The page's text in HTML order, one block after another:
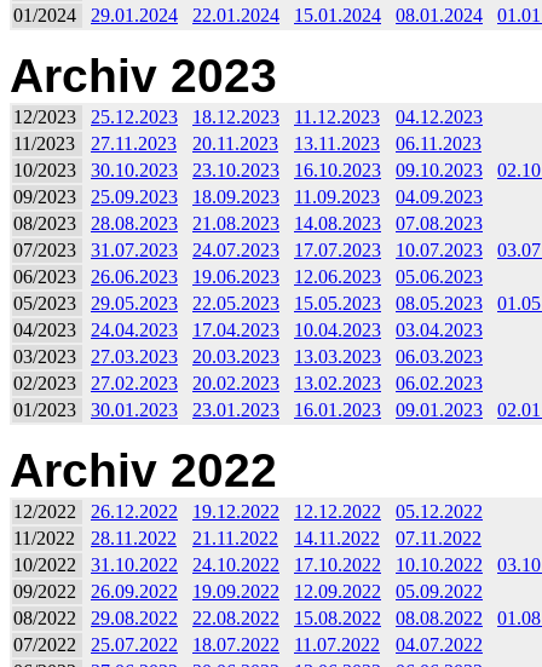
01/2024
29.01.2024 22.01.2024 15.01.2024 08.01.2024
Archiv 2023
12/2023 25.12.2023 18.12.2023 11.12.2023
04.12.2023
11/2023
27.11.2023 20.11.2023 13.11.2023
06.11.2023
10/2023
30.10.2023 23.10.2023 16.10.2023 09.10.2023
09/2023
25.09.2023 18.09.2023 11.09.2023
04.09.2023
08/2023
28.08.2023 21.08.2023 14.08.2023
07.08.2023
07/2023
31.07.2023 24.07.2023 17.07.2023 10.07.2023
06/2023
26.06.2023 19.06.2023 12.06.2023
05.06.2023
05/2023
29.05.2023 22.05.2023 15.05.2023 08.05.2023
04/2023
24.04.2023 17.04.2023 10.04.2023
03.04.2023
03/2023
27.03.2023 20.03.2023 13.03.2023
06.03.2023
02/2023
27.02.2023 20.02.2023 13.02.2023
06.02.2023
01/2023
30.01.2023 23.01.2023 16.01.2023 09.01.2023
Archiv 2022
12/2022 26.12.2022 19.12.2022 12.12.2022
05.12.2022
11/2022
28.11.2022 21.11.2022 14.11.2022
07.11.2022
10/2022
31.10.2022 24.10.2022 17.10.2022 10.10.2022
09/2022
26.09.2022 19.09.2022 12.09.2022
05.09.2022
08/2022
29.08.2022 22.08.2022 15.08.2022 08.08.2022
07/2022
25.07.2022 18.07.2022 11.07.2022
04.07.2022